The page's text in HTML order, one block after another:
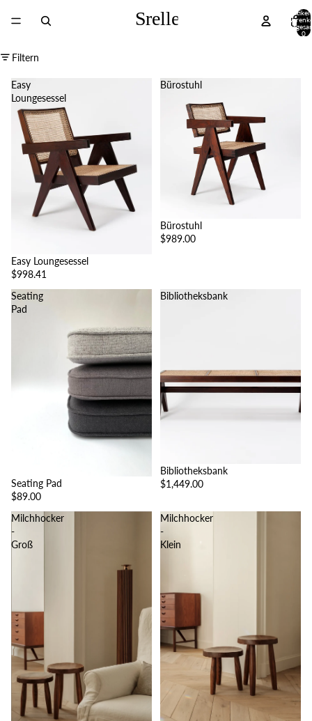
Artikel
0
Filtern
Easy
Loungesessel
Easy Loungesessel
$998.41
Bürostuhl
Bürostuhl
$989.00
Seating
Pad
Seating Pad
$89.00
Bibliotheksbank
Bibliotheksbank
$1,449.00
Milchhocker
-
Groß
Milchhocker
-
Klein